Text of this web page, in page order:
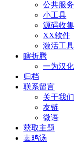
公共服务
小工具
源码收集
XX软件
激活工具
瞎折腾
一为汉化
归档
联系留言
关于我们
友链
微语
获取主题
毒鸡汤